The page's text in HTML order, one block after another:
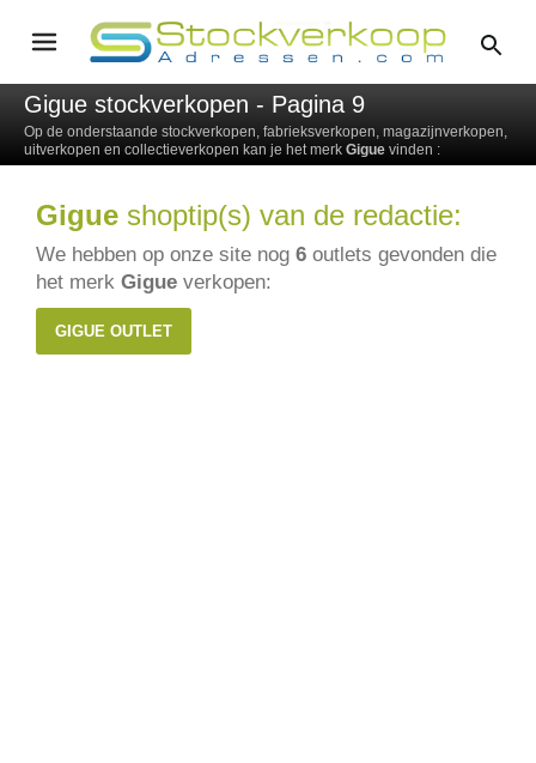
Gigue stockverkopen - Pagina 9
Op de onderstaande stockverkopen, fabrieksverkopen, magazijnverkopen,
uitverkopen en collectieverkopen kan je het merk Gigue vinden :
Gigue shoptip(s) van de redactie:
We hebben op onze site nog 6 outlets gevonden die
het merk Gigue verkopen:
GIGUE OUTLET